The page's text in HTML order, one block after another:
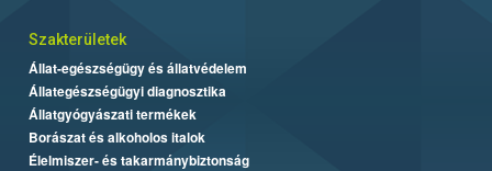
Szakterületek
Állat-egészségügy és állatvédelem
Állategészségügyi diagnosztika
Állatgyógyászati termékek
Borászat és alkoholos italok
Élelmiszer- és takarmánybiztonság